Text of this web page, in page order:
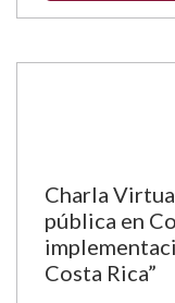
Charla
pública en
Costa Rica”